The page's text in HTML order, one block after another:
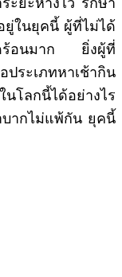
ะยะห่างไว้ รักษา
ยู่ในยุคนี้ ผู้ที่ไม่ได้
ดร้อนมาก ยิ่งผู้ที่
ระเภทหาเช้ากิน
โลกนี้ได้อย่างไร
บากไม่แพ้กัน ยุคนี้